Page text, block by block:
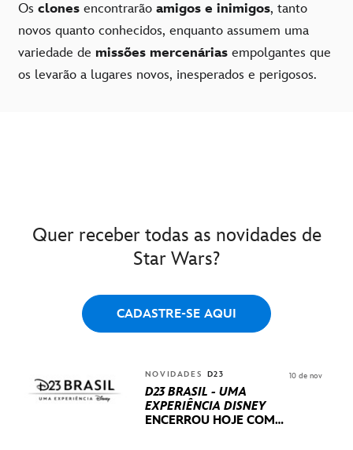
Os clones encontrarão amigos e inimigos, tanto
novos quanto conhecidos, enquanto assumem uma
variedade de missões mercenárias empolgantes que
os levarão a lugares novos, inesperados e perigosos.
Quer receber todas as novidades de
Star Wars?
CADASTRE-SE AQUI
NOVIDADES D23
D23 BRASIL - UMA
EXPERIÊNCIA DISNEY
ENCERROU HOJE COM
10 de nov